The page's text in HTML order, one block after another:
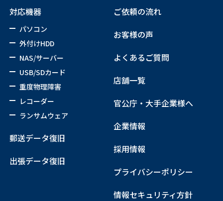
対応機器
パソコン
外付けHDD
NAS/サーバー
USB/SDカード
重度物理障害
レコーダー
ランサムウェア
郵送データ復旧
出張データ復旧
ご依頼の流れ
お客様の声
よくあるご質問
店舗一覧
官公庁・大手企業様へ
企業情報
採用情報
プライバシーポリシー
情報セキュリティ方針